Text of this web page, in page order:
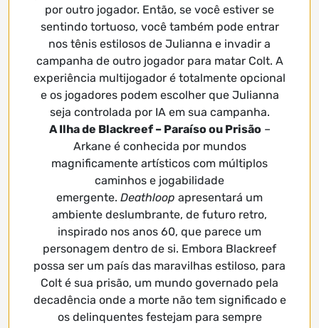
por outro jogador. Então, se você estiver se
sentindo tortuoso, você também pode entrar
nos tênis estilosos de Julianna e invadir a
campanha de outro jogador para matar Colt. A
experiência multijogador é totalmente opcional
e os jogadores podem escolher que Julianna
seja controlada por IA em sua campanha.
A Ilha de Blackreef – Paraíso ou Prisão–
Arkane é conhecida por mundos
magnificamente artísticos com múltiplos
caminhos e jogabilidade
emergente. Deathloop apresentará um
ambiente deslumbrante, de futuro retro,
inspirado nos anos 60, que parece um
personagem dentro de si. Embora Blackreef
possa ser um país das maravilhas estiloso, para
Colt é sua prisão, um mundo governado pela
decadência onde a morte não tem significado e
os delinquentes festejam para sempre